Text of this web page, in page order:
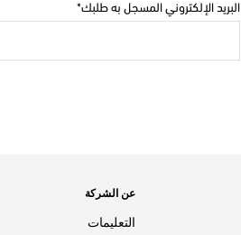
البريد الإلكتروني المسجل به طلبك
عن الشركة
التعليمات